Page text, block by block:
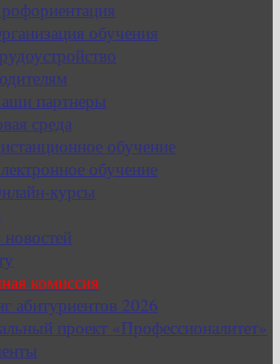
обучения
партнеры
среда
обучение
обучение
курсы
комиссия
абитуриентов 2026
проект «Профессионалитет»